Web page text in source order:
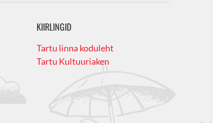
KIIRLINGID
Tartu linna koduleht
Tartu Kultuuriaken